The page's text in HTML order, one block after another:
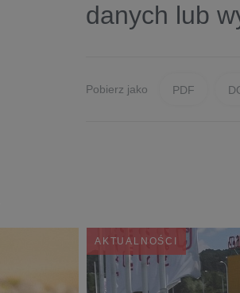
danych lub
Pobierz jako PDF
AKTUALNOŚCI